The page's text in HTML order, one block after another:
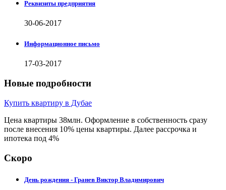
Реквизиты предприятия
30-06-2017
Информационное письмо
17-03-2017
Новые подробности
Купить квартиру в Дубае
Цена квартиры 38млн. Оформление в собственность сразу
после внесения 10% цены квартиры. Далее рассрочка и
ипотека под 4%
Скоро
День рождения - Гранев Виктор Владимирович